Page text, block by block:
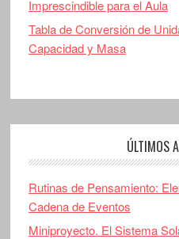
Imprescindible para el Aula
Tabla de Conversión de
Capacidad y Masa
ÚLTIMOS
Rutinas de Pensamiento:
Cadena de Eventos
Miniproyecto. El Sistema